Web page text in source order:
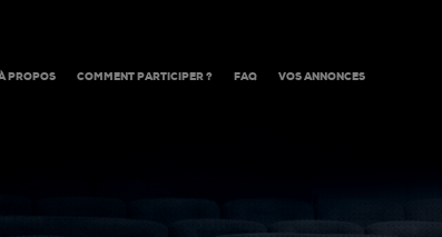
PROPOS COMMENT PARTICIPER ? FAQ VOS ANNONCES